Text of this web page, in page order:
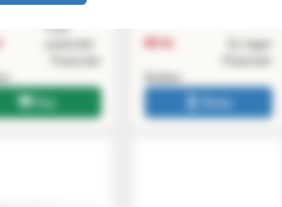
1 i butiken
2 på
postorder
Köp
80 kr Ej i lager
Butiken
Boka